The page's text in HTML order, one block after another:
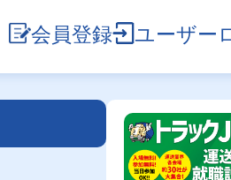
会員登録 ユーザー